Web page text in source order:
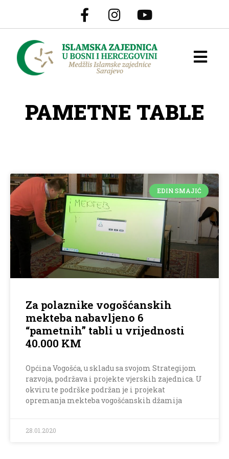
PAMETNE TABLE
EDIN SMAJIĆ
Za polaznike vogošćanskih
mekteba nabavljeno 6
“pametnih” tabli u vrijednosti
40.000 KM
Općina Vogošća, u skladu sa svojom Strategijom
razvoja, podržava i projekte vjerskih zajednica. U
okviru te podrške podržan je i projekat
opremanja mekteba vogošćanskih džamija
28.01.2020